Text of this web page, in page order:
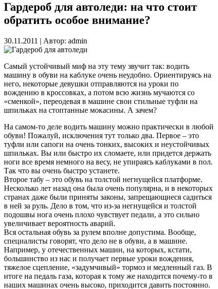
Гардероб для автоледи: на что стоит
обратить особое внимание?
30.11.2011 | Автор: admin
Самый устойчивый миф на эту тему звучит так: водить
машину в обуви на каблуке очень неудобно. Ориентируясь на
него, некоторые девушки отправляются на уроки по
вождению в кроссовках, а потом всю жизнь мучаются со
«сменкой», переодевая в машине свои стильные туфли на
шпильках на стоптанные мокасины. А зачем?
На самом-то деле водить машину можно практически в любой
обуви! Пожалуй, исключения тут только два. Первое – это
туфли или сапоги на очень тонких, высоких и неустойчивых
шпильках. Вы или быстро их сломаете, или придется держать
ноги все время немного на весу, не упираясь каблуками в пол.
Так что вы очень быстро устанете.
Второе табу – это обувь на толстой негнущейся платформе.
Несколько лет назад она была очень популярна, и в некоторых
странах даже были приняты законы, запрещающиеся садиться
в ней за руль. Дело в том, что из-за негнущейся и толстой
подошвы нога очень плохо чувствует педали, а это сильно
увеличивает вероятность аварий.
Вся остальная обувь за рулем вполне допустима. Вообще,
специалисты говорят, что дело не в обуви, а в машине.
Например, у отечественных машин, на которых, кстати,
большинство из нас и получает первые уроки вождения,
тяжелое сцепление, «задумчивый» тормоз и медленный газ. В
итоге на педаль газа, которая к тому же находится почему-то в
наших машинах очень высоко, приходится давить постоянно.